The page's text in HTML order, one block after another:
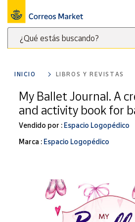
¿Qué estás buscando?
clave
para
buscar
productos
Correos
Menú
Nuestro
catálogo
Alimentación
Bebidas
Ocio y cultura
Juguetes y
Merchandising
INICIO LIBROS Y REVISTAS
My Ballet Journal. A
and activity book for
Vendido por : Espacio Logopédico
Marca : Espacio Logopédico